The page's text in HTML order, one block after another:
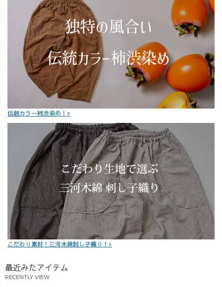
伝統カラー柿渋染め！>
こだわり素材！三河木綿刺し子織り！>
最近みたアイテム
RECENTLY VIEW